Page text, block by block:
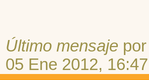
Último mensaje
05 Ene 2012, 16:47